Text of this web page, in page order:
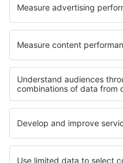
Nottingham Airport
Papa Westray (PPW)
Heliportul Penzance
Glasgow
Southampton Intl
Isles of Scilly St